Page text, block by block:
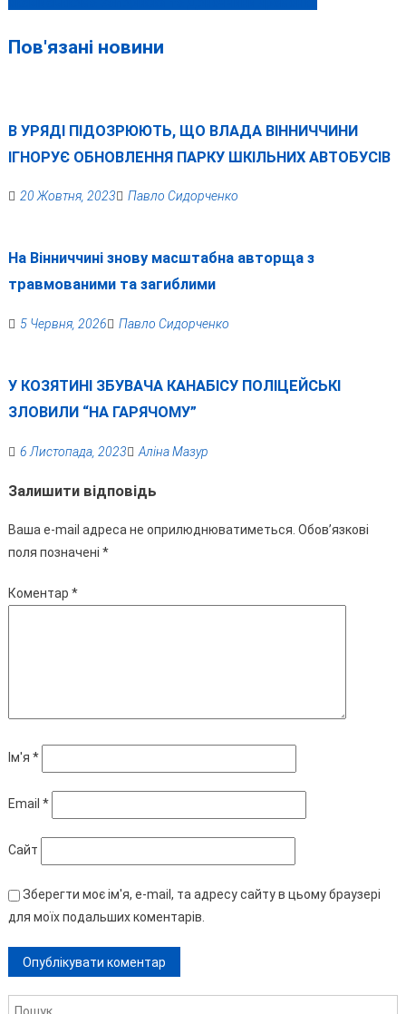
Пов'язані новини
В УРЯДІ ПІДОЗРЮЮТЬ, ЩО ВЛАДА ВІННИЧЧИНИ
ІГНОРУЄ ОБНОВЛЕННЯ ПАРКУ ШКІЛЬНИХ АВТОБУСІВ
20 Жовтня, 2023 Павло Сидорченко
На Вінниччині знову масштабна авторща з
травмованими та загиблими
5 Червня, 2026 Павло Сидорченко
У КОЗЯТИНІ ЗБУВАЧА КАНАБІСУ ПОЛІЦЕЙСЬКІ
ЗЛОВИЛИ “НА ГАРЯЧОМУ”
6 Листопада, 2023 Аліна Мазур
Залишити відповідь
Ваша e-mail адреса не оприлюднюватиметься. Обов’язкові
поля позначені *
Коментар *
Ім'я *
Email *
Сайт
Зберегти моє ім'я, e-mail, та адресу сайту в цьому браузері
для моїх подальших коментарів.
Пошук: